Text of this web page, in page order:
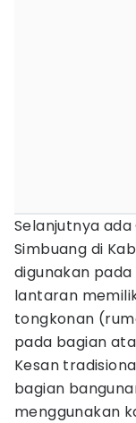
Selanjutnya
Simbuang di
digunakan
lantaran
tongkonan
pada bagian
Kesan
bagian
menggunakan